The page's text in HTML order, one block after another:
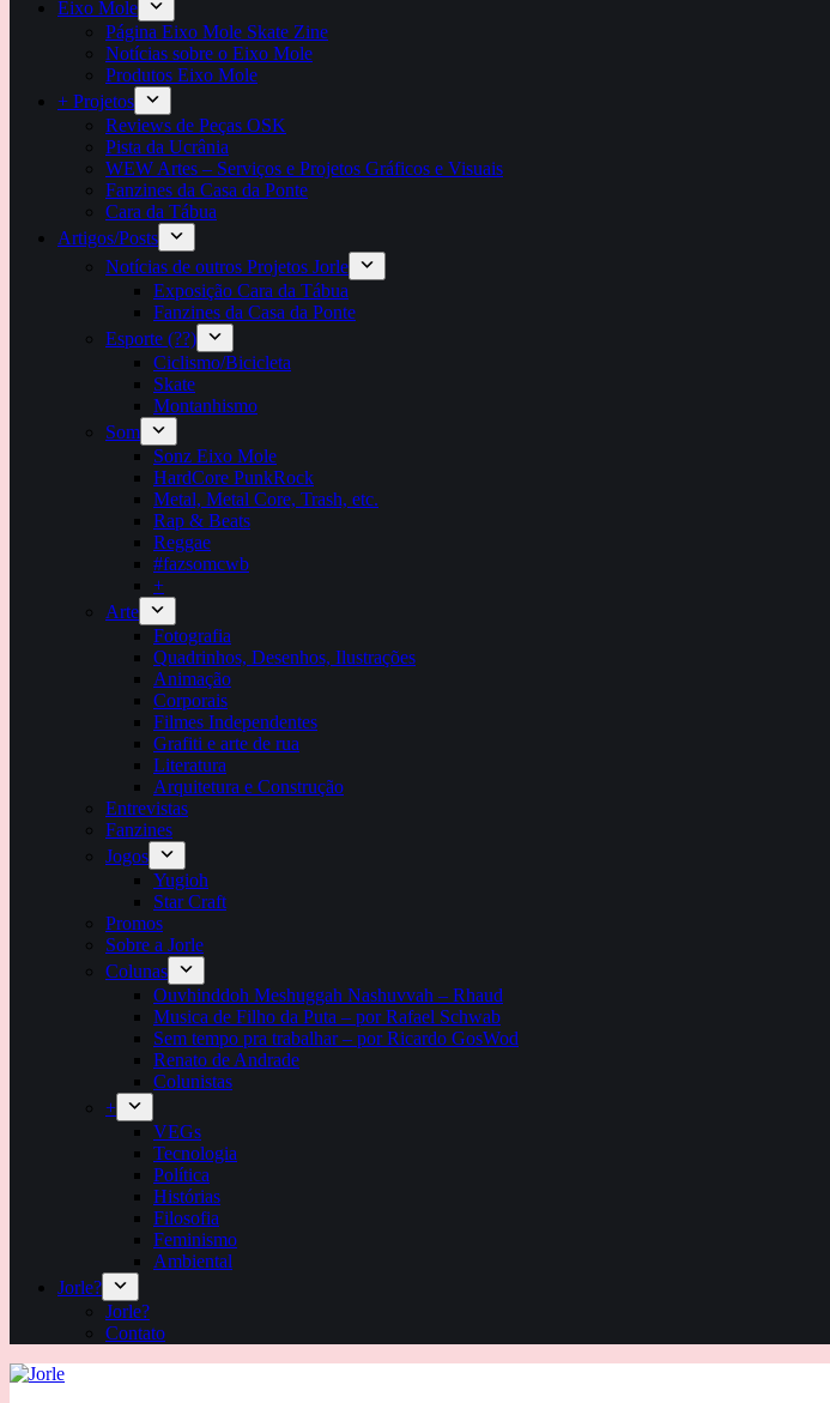
Eixo Mole
Página Eixo Mole Skate Zine
Notícias sobre o Eixo Mole
Produtos Eixo Mole
+ Projetos
Reviews de Peças OSK
Pista da Ucrânia
WEW Artes – Serviços e Projetos Gráficos e Visuais
Fanzines da Casa da Ponte
Cara da Tábua
Artigos/Posts
Notícias de outros Projetos Jorle
Exposição Cara da Tábua
Fanzines da Casa da Ponte
Esporte (??)
Ciclismo/Bicicleta
Skate
Montanhismo
Som
Sonz Eixo Mole
HardCore PunkRock
Metal, Metal Core, Trash, etc.
Rap & Beats
Reggae
#fazsomcwb
+
Arte
Fotografia
Quadrinhos, Desenhos, Ilustrações
Animação
Corporais
Filmes Independentes
Grafiti e arte de rua
Literatura
Arquitetura e Construção
Entrevistas
Fanzines
Jogos
Yugioh
Star Craft
Promos
Sobre a Jorle
Colunas
Ouvhinddoh Meshuggah Nashuvvah – Rhaud
Musica de Filho da Puta – por Rafael Schwab
Sem tempo pra trabalhar – por Ricardo GosWod
Renato de Andrade
Colunistas
+
VEGs
Tecnologia
Política
Histórias
Filosofia
Feminismo
Ambiental
Jorle?
Jorle?
Contato